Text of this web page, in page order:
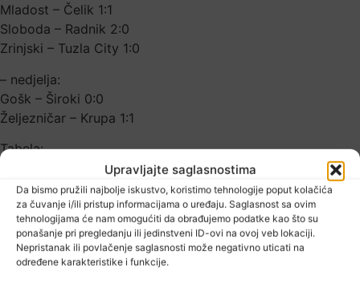
Upravljajte saglasnostima
Da bismo pružili najbolje iskustvo, koristimo tehnologije poput kolačića
za čuvanje i/ili pristup informacijama o uređaju. Saglasnost sa ovim
tehnologijama će nam omogućiti da obrađujemo podatke kao što su
ponašanje pri pregledanju ili jedinstveni ID-ovi na ovoj veb lokaciji.
Nepristanak ili povlačenje saglasnosti može negativno uticati na
određene karakteristike i funkcije.
Mladost – Čelik 1:1
Sloboda – Radnik 2:0
Zrinjski – Tuzla City 1:0
– nedjelja:
Gošk – Široki 0:0
Željezničar – Krupa 1:1
Tabela:
1. Sarajevo 7 4 2 1 17:7 14
2. Željezničar 7 4 2 1 11:5 14
3. Široki Brijeg 7 3 4 0 10:2 13
4. Sloboda 7 3 2 2 5:3 11
5. Čelik 7 3 2 2 6:10 11